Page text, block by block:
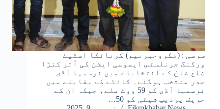
سرسی : (فکروخبرنیو) کرناٹکا اسٹیٹ
ورکنگ جرنلسٹس ایسوسی ایشن کی اُتر کنڑا
ضلع شاخ کے انتخابات میں نرسمہا آڈی
صدر منتخب ہوگئے۔ کانٹے کے مقابلے میں
نرسمہا آڈی کو 59 ووٹ ملے، جبکہ ان کے
حریف پردیپ شیٹی کو 50…